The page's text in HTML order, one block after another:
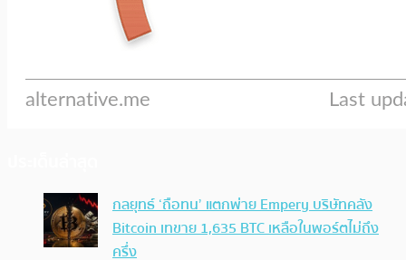
กลยุทธ์ ‘ถือทน’ แตกพ่าย Empery บริษัทคลัง
Bitcoin เทขาย 1,635 BTC เหลือในพอร์ตไม่ถึง
ครึ่ง